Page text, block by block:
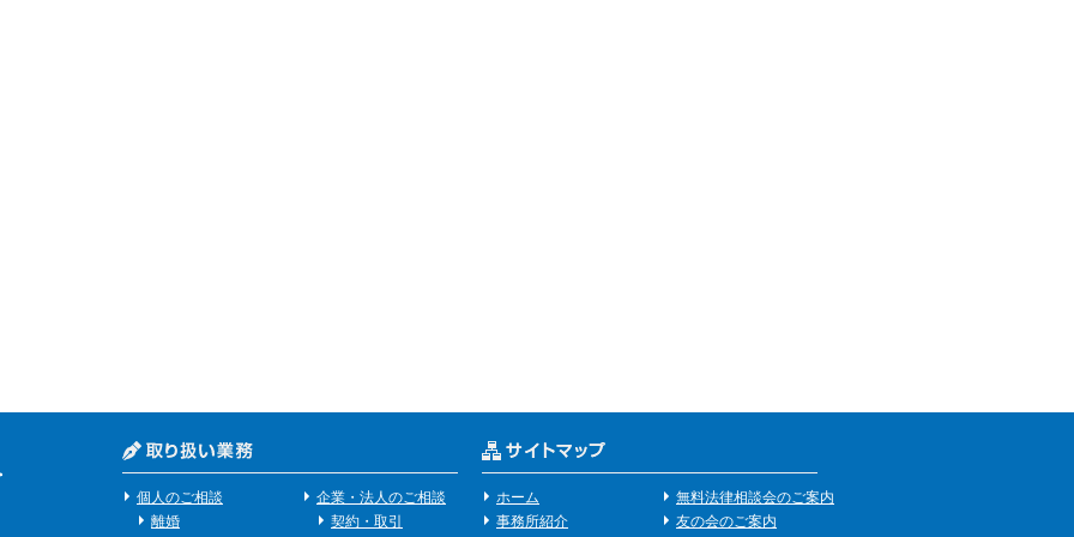
個人のご相談
離婚
企業・法人のご相談
契約・取引
ホーム
事務所紹介
無料法律相談会のご案内
友の会のご案内